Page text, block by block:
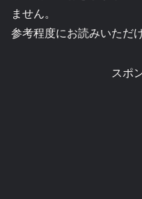
ません。
参考程度にお読みいただ
スポ